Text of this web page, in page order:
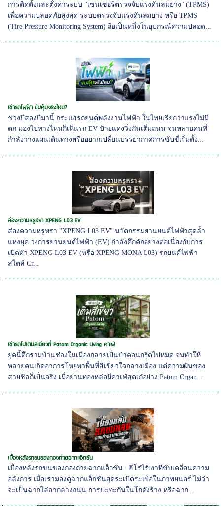
การติดตั้งและตั้งค่าระบบ "เซนเซอร์ตรวจจับแรงดันลมยาง" (TPMS)
เพื่อความปลอดภัยสูงสุด ระบบตรวจจับแรงดันลมยาง หรือ TPMS
(Tire Pressure Monitoring System) ถือเป็นหนึ่งในอุปกรณ์ความปลอด...
เช่ารถไฟฟ้า ขับคุ้มจริงไหม?
ช่วงปีสองปีมานี้ กระแสรถยนต์พลังงานไฟฟ้า ในไทยเรียกว่าแรงไม่มี
ตก มองไปทางไหนก็เห็นรถ EV ป้ายแดงวิ่งกันเต็มถนน จนหลายคนที่
กำลังวางแผนเดินทางหรืออยากเปลี่ยนบรรยากาศการขับขี่เริ่มตั้ง...
ส่องความหรูหรา XPENG L03 EV
ส่องความหรูหรา "XPENG L03 EV" นวัตกรรมยานยนต์ไฟฟ้าสุดล้ำ
แห่งยุค วงการยานยนต์ไฟฟ้า (EV) กำลังคึกคักอย่างต่อเนื่องกับการ
เปิดตัว XPENG L03 EV (หรือ XPENG MONA L03) รถยนต์ไฟฟ้า
สไตล์ Cr...
เช่ารถไปเติมสีเขียวที่ Patom Organic Living คาเฟ่
ยุคนี้ตึกรามบ้านช่องในเมืองกลายเป็นป่าคอนกรีตไปหมด จนทำให้
หลายคนเกิดอาการโหยหาพื้นที่สีเขียวใจกลางเมือง แต่ความฝันของ
สายชิลก็เป็นจริง เมื่อย่านทองหล่อมีคาเฟ่สุดเก๋อย่าง Patom Organ...
เบื้องหลังรถขนของกองถ่ายฉากแอ็กชัน
เบื้องหลังรถขนของกองถ่ายฉากแอ็กชัน : ฮีโร่ไร้เงาที่ขับเคลื่อนความ
อลังการ เมื่อเรามองดูฉากแอ็กชันสุดระเบิดระเบ้อในภาพยนตร์ ไม่ว่า
จะเป็นฉากไล่ล่ากลางถนน การปะทะกันในโกดังร้าง หรือฉาก...